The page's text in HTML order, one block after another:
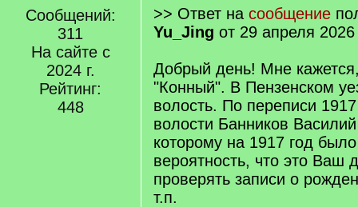
Сообщений:
311
На сайте с
2024 г.
Рейтинг:
448
>> Ответ на сообщение
Yu_Jing от 29 апреля
Добрый день! Мне
"Конный". В Пензенском
волость. По переписи
волости Банников
которому на 1917 год
вероятность, что это Ваш
проверять записи о
т.п.